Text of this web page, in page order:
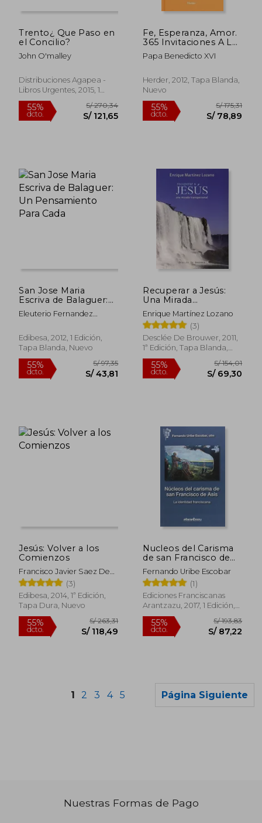
55%
dcto.
S/ 129,47
Trento¿ Que Paso en
el Concilio?
John O'malley
Distribuciones Agapea -
Libros Urgentes, 2015, 1
Edición, Tapa Blanda,
Nuevo
Fe, Esperanza, Amor.
365 Invitaciones A La
Reflexión
Papa Benedicto XVI
Herder, 2012, Tapa Blanda,
Nuevo
San Jose Maria
Escriva de Balaguer:
Un Pensamiento Para
Cada
Eleuterio Fernandez
Edibesa, 2012, 1 Edición,
Tapa Blanda, Nuevo
Recuperar a Jesús:
Una Mirada
Transpersonal
Enrique Martínez Lozano
(3)
Desclée De Brouwer, 2011,
1ª Edición, Tapa Blanda,
Nuevo
Jesús: Volver a los
Comienzos
Francisco Javier Saez De
Maturana
(3)
Edibesa, 2014, 1ª Edición,
Tapa Dura, Nuevo
Nucleos del Carisma
de san Francisco de
Asis
Fernando Uribe Escobar
(1)
Ediciones Franciscanas
Arantzazu, 2017, 1 Edición,
Tapa Blanda, Nuevo
1 2 3 4 5 Página Siguiente
Nuestras Formas de Pago